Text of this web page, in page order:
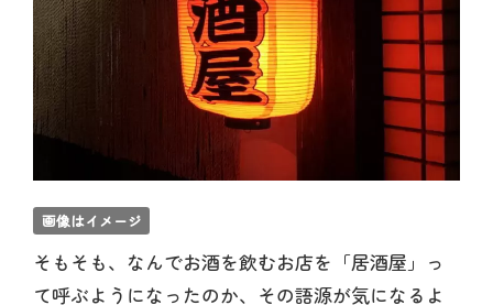
画像はイメージ
そもそも、なんでお酒を飲むお店を「居酒屋」っ
て呼ぶようになったのか、その語源が気になるよ